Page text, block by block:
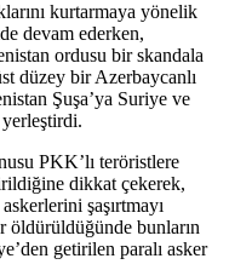
kurtarmaya yönelik
devam ederken,
ordusu bir skandala
düzey bir Azerbaycanlı
Şuşa’ya Suriye ve
PKK’lı teröristlere
dikkat çekerek,
şaşırtmayı
öldürüldüğünde bunların
getirilen paralı asker